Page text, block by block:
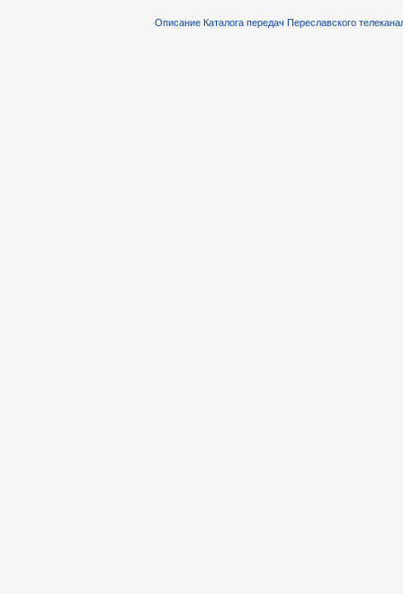
Описание Каталога передач Переславского